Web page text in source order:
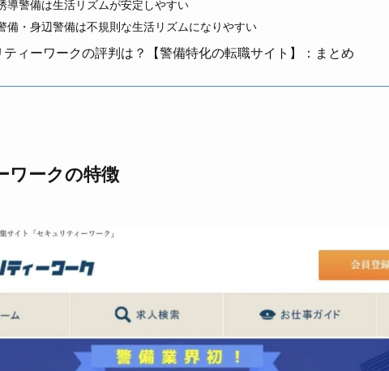
導警備は生活リズムが安定しやすい
備・身辺警備は不規則な生活リズムになりやすい
ティーワークの評判は？【警備特化の転職サイト】：まとめ
ワークの特徴